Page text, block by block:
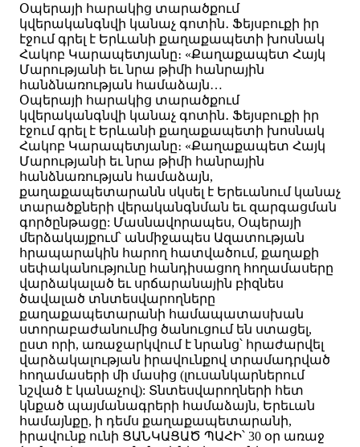
Օպերայի հարակից տարածքում
կվերականգնվի կանաչ գոտին․ Ֆեյսբուքի իր
էջում գրել է Երևանի քաղաքապետի խոսնակ
Հակոբ Կարապետյանը։ «Քաղաքապետ Հայկ
Մարությանի եւ նրա թիմի հանրային
հանձնառության համաձայն…
Օպերայի հարակից տարածքում
կվերականգնվի կանաչ գոտին․ Ֆեյսբուքի իր
էջում գրել է Երևանի քաղաքապետի խոսնակ
Հակոբ Կարապետյանը։ «Քաղաքապետ Հայկ
Մարությանի եւ նրա թիմի հանրային
հանձնառության համաձայն,
քաղաքապետարանն սկսել է Երեւանում կանաչ
տարածքների վերականգնման եւ զարգացման
գործընթացը: Մասնավորապես, Օպերայի
մերձակայքում՝ անմիջապես Ազատության
հրապարակին հարող հատվածում, քաղաքի
սեփականությունը հանդիսացող հողամասերը
վարձակալած եւ սրճարանային բիզնես
ծավալած տնտեսվարողները
քաղաքապետարանի համապատասխան
ստորաբաժանումից ծանուցում են ստացել,
ըստ որի, առաջարկվում է նրանց՝ հրաժարվել
վարձակալության իրավունքով տրամադրված
հողամասերի մի մասից (լուսանկարներում
նշված է կանաչով): Տնտեսվարողների հետ
կնքած պայմանագրերի համաձայն, Երեւան
համայնքը, ի դեմս քաղաքապետարանի,
իրավունք ունի ՑԱՆԿԱՑԱԾ ՊԱՀԻ՝ 30 օր առաջ